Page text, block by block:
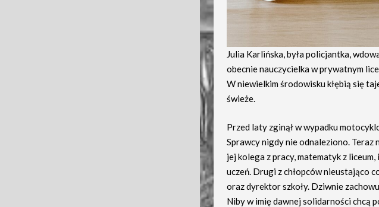
Julia Karlińska, była policjantka,
obecnie nauczycielka w prywatnym
W niewielkim środowisku kłębią się
świeże.
Przed laty zginął w wypadku
Sprawcy nigdy nie odnaleziono.
jej kolega z pracy, matematyk z
uczeń. Drugi z chłopców nieustająco
oraz dyrektor szkoły. Dziwnie
Niby w imię dawnej solidarności chcą